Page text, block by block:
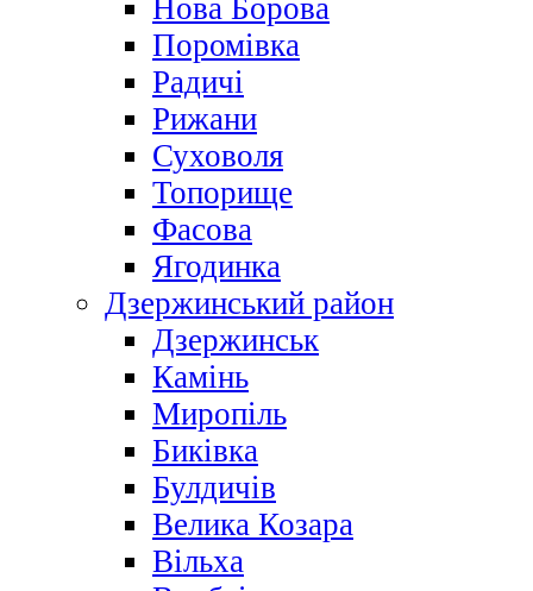
Нова Борова
Поромівка
Радичі
Рижани
Суховоля
Топорище
Фасова
Ягодинка
Дзержинський район
Дзержинськ
Камінь
Миропіль
Биківка
Булдичів
Велика Козара
Вільха